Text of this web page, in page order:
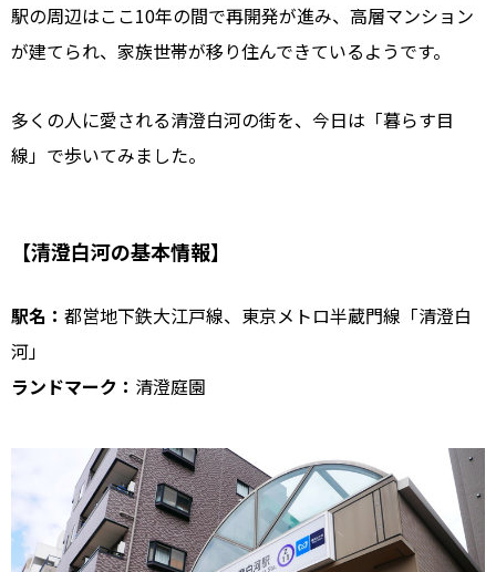
駅の周辺はここ10年の間で再開発が進み、高層マンション
が建てられ、家族世帯が移り住んできているようです。
多くの人に愛される清澄白河の街を、今日は「暮らす目
線」で歩いてみました。
【清澄白河の基本情報】
駅名： 都営地下鉄大江戸線、東京メトロ半蔵門線「清澄白
河」
ランドマーク： 清澄庭園